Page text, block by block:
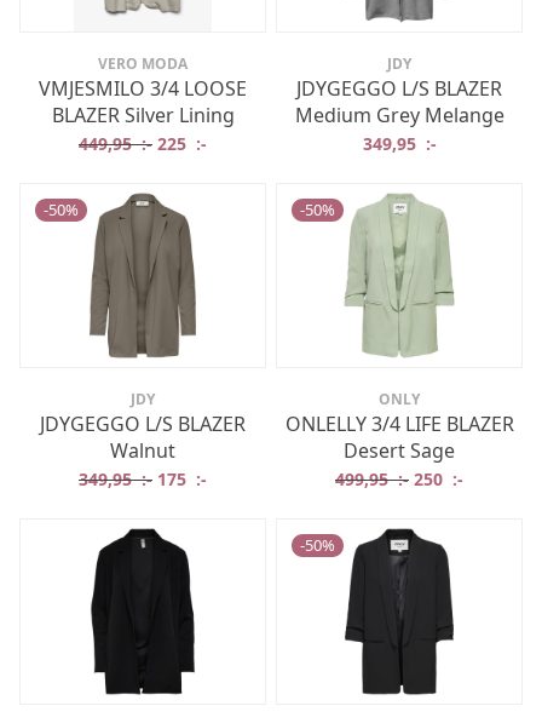
VERO MODA
VMJESMILO 3/4 LOOSE
BLAZER Silver Lining
449,95:- Det ursprungliga priset var: 449,95 :-.
225 :- Det nuvarande priset är: 225 :-.
JDY
JDYGEGGO L/S BLAZER
Medium Grey Melange
349,95 :-
-50%
JDY
JDYGEGGO L/S BLAZER
Walnut
349,95:- Det ursprungliga priset var: 349,95 :-.
175 :- Det nuvarande priset är: 175 :-.
-50%
ONLY
ONLELLY 3/4 LIFE BLAZER
Desert Sage
499,95:- Det
250 :-
-50%